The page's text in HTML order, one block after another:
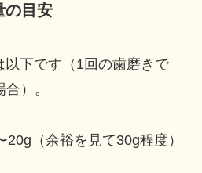
の目安
下です（1回の歯磨きで
）。
20g（余裕を見て30g程度）